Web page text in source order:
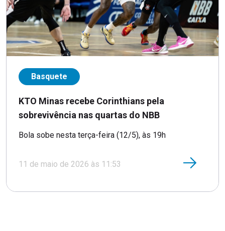
Basquete
KTO Minas recebe Corinthians pela
sobrevivência nas quartas do NBB
Bola sobe nesta terça-feira (12/5), às 19h
11 de maio de 2026 às 11:53